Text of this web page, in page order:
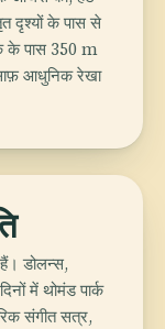
दृश्यों के पास से
के पास 350 m
आधुनिक रेखा
डोलन्स,
में थोमंड पार्क
संगीत सत्र,